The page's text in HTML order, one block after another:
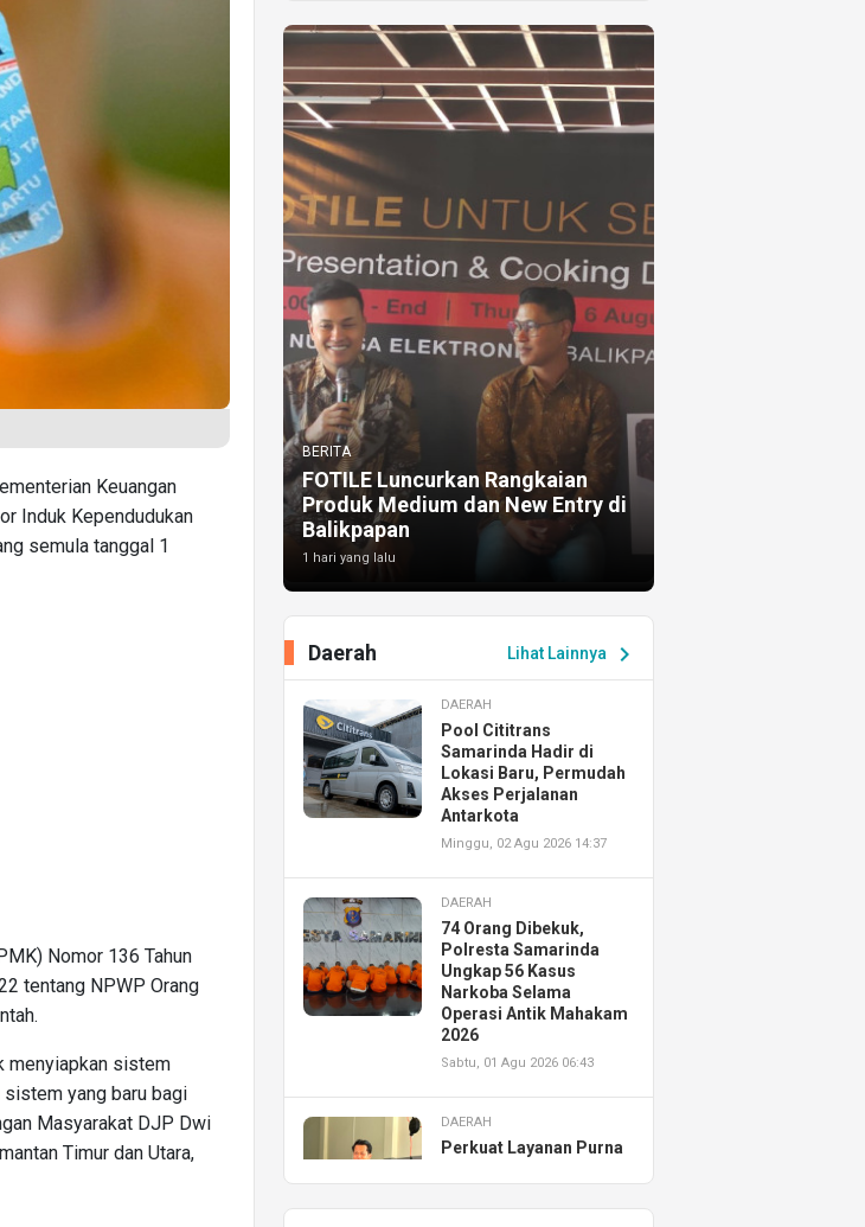
Keuangan
Induk Kependudukan
semula tanggal 1
Nomor 136 Tahun
tentang NPWP Orang
menyiapkan sistem
yang baru bagi
Masyarakat DJP Dwi
Timur dan Utara,
BERITA
FOTILE Luncurkan Rangkaian
Produk Medium dan New Entry di
Balikpapan
1 hari yang lalu
Lihat Lainnya chevron_right
Daerah
DAERAH
Pool Cititrans
Samarinda Hadir di
Lokasi Baru, Permudah
Akses Perjalanan
Antarkota
Minggu, 02 Agu 2026 14:37
DAERAH
74 Orang Dibekuk,
Polresta Samarinda
Ungkap 56 Kasus
Narkoba Selama
Operasi Antik Mahakam
2026
Sabtu, 01 Agu 2026 06:43
DAERAH
Perkuat Layanan Purna
Resmikan AHASS